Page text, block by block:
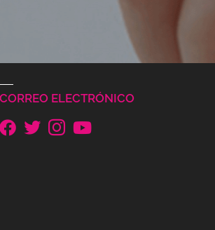
ELECTRÓNICO